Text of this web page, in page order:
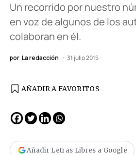
Un recorrido por nuestro
en voz de algunos de los
colaboran en él.
por La redacción 31 julio 2015
AÑADIR A FAVORITOS
Añadir Letras Libres a Google